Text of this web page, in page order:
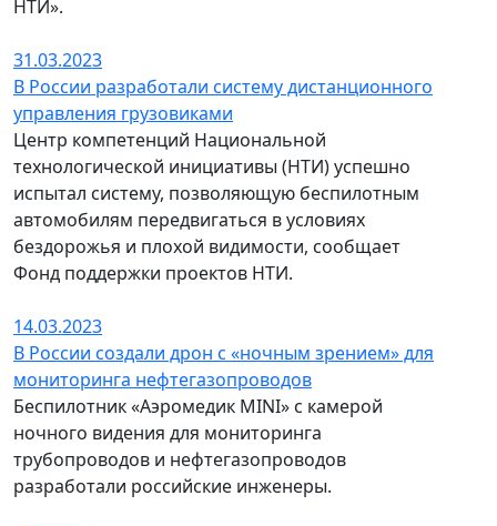
НТИ».
31.03.2023
В России разработали систему дистанционного
управления грузовиками
Центр компетенций Национальной
технологической инициативы (НТИ) успешно
испытал систему, позволяющую беспилотным
автомобилям передвигаться в условиях
бездорожья и плохой видимости, сообщает
Фонд поддержки проектов НТИ.
14.03.2023
В России создали дрон с «ночным зрением» для
мониторинга нефтегазопроводов
Беспилотник «Аэромедик MINI» с камерой
ночного видения для мониторинга
трубопроводов и нефтегазопроводов
разработали российские инженеры.